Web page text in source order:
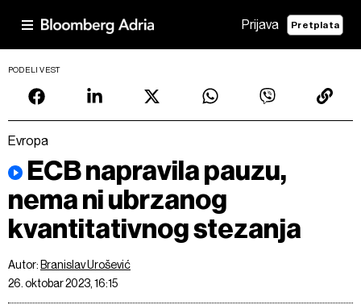
Prijava Pretplata
PODELI VEST
Evropa
ECB napravila pauzu,
nema ni ubrzanog
kvantitativnog stezanja
Autor: Branislav Urošević
26. oktobar 2023, 16:15